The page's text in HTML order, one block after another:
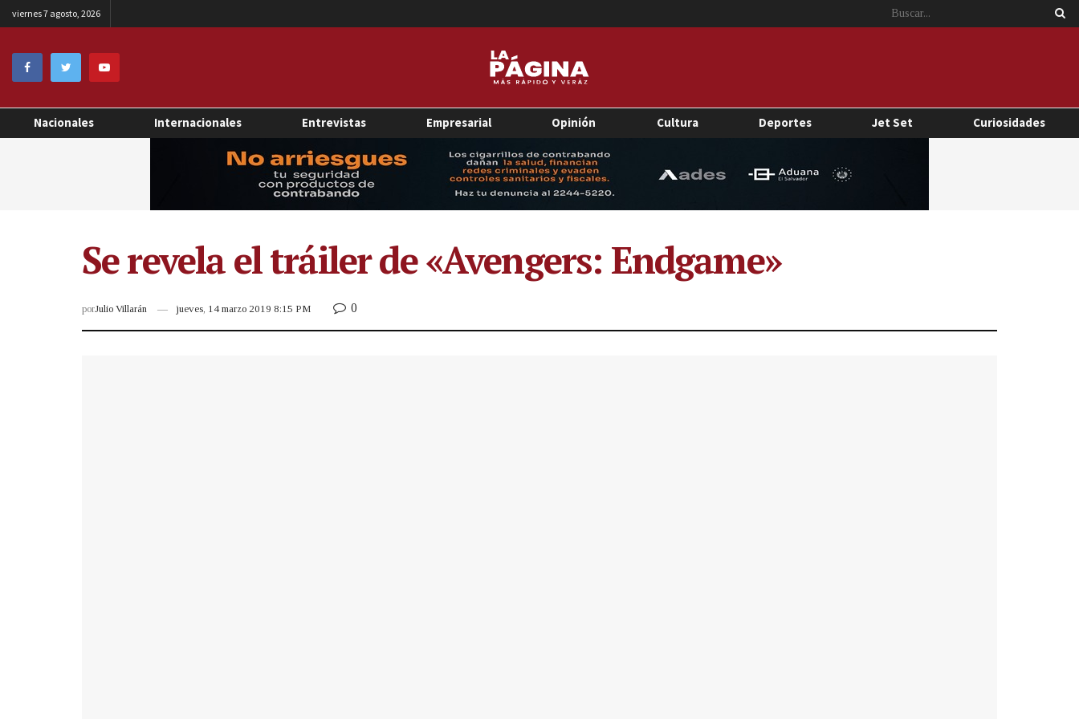
viernes 7 agosto, 2026
Nacionales Internacionales Entrevistas Empresarial Opinión Cultura Deportes Jet Set Curiosidades
Se revela el tráiler de «Avengers: Endgame»
porJulio Villarán jueves, 14 marzo 2019 8:15 PM 0